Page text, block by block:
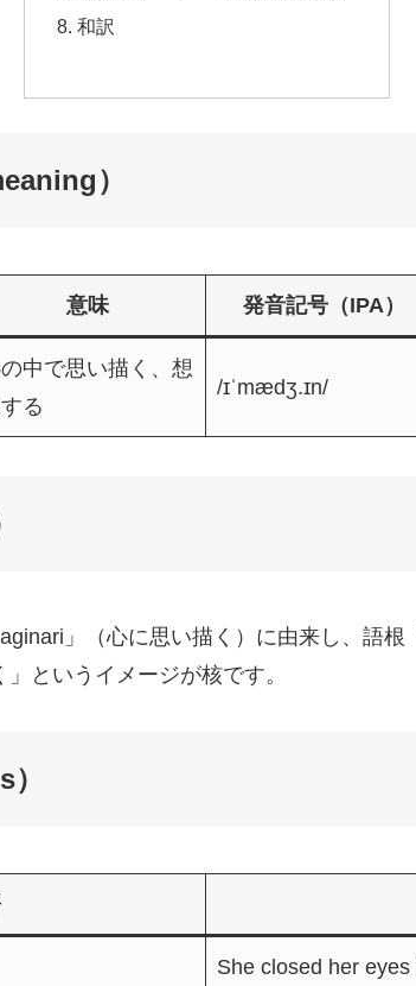
和訳
）
意味 発音記号（IPA）
中で思い描く、想
る
/ɪˈmædʒ.ɪn/
」（心に思い描く）に由来し、語
というイメージが核です。
She closed her